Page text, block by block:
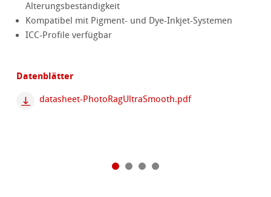
Alterungsbeständigkeit
Kompatibel mit Pigment- und Dye-Inkjet-Systemen
ICC-Profile verfügbar
Datenblätter
datasheet-PhotoRagUltraSmooth.pdf